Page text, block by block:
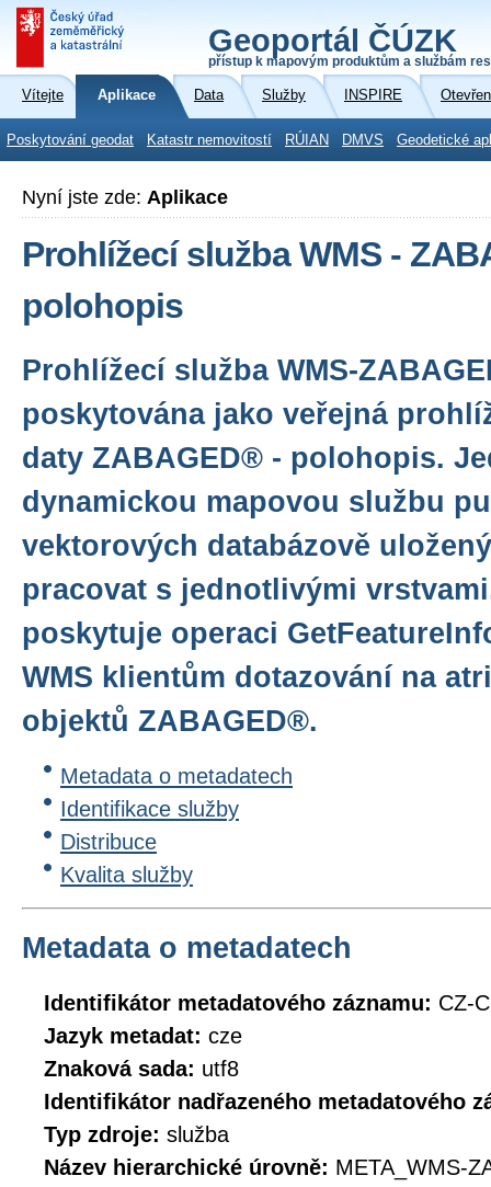
Geoportál ČÚZK
přístup k mapovým produktům a službám
Vítejte Aplikace Data Služby INSPIRE
Poskytování geodat Katastr nemovitostí RÚIAN DMVS Geodetické
Nyní jste zde: Aplikace
Prohlížecí služba WMS -
polohopis
Prohlížecí služba WMS-
poskytována jako veřejná
daty ZABAGED® - polohopis.
dynamickou mapovou službu
vektorových databázově
pracovat s jednotlivými
poskytuje operaci
WMS klientům dotazování na
objektů ZABAGED®.
Metadata o metadatech
Identifikace služby
Distribuce
Kvalita služby
Metadata o metadatech
Identifikátor metadatového záznamu: CZ-
Jazyk metadat: cze
Znaková sada: utf8
Identifikátor nadřazeného metadatového
Typ zdroje: služba
Název hierarchické úrovně: META_WMS-